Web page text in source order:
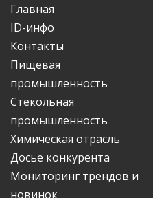
Главная
ID-инфо
Контакты
Пищевая
промышленность
Стекольная
промышленность
Химическая отрасль
Досье конкурента
Мониторинг трендов и
новинок